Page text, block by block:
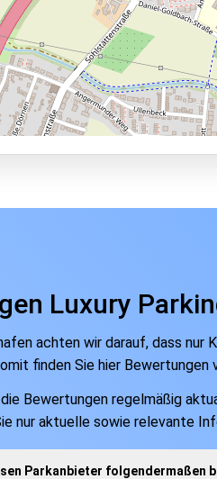
& Fly
Luxury
achten wir darauf, dass
finden Sie hier Bewertungen
Bewertungen regelmäßig
nur aktuelle sowie relevante
Parkanbieter folgendermaßen